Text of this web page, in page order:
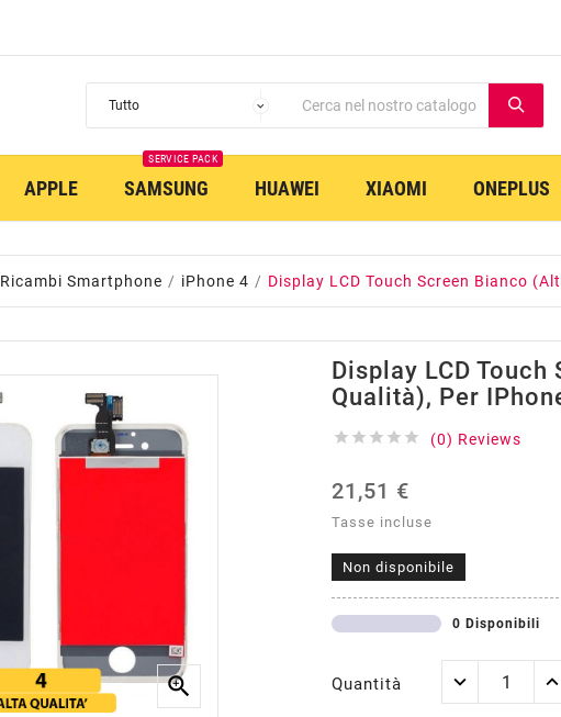
APPLE SAMSUNG
SERVICE PACK
HUAWEI XIAOMI ONEPLUS
Ricambi Smartphone iPhone 4 Display LCD Touch Screen Bianco

Display LCD
Qualità), Per
     (0) Reviews
21,51 €
Tasse incluse
Non disponibile
0 Disponibili
Quantità